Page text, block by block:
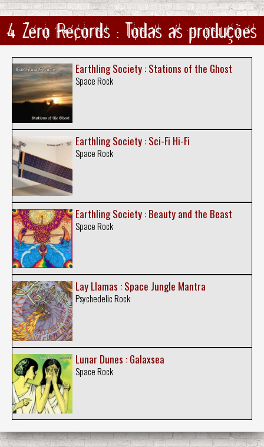
4 Zero Records : Todas as produções
Earthling Society : Stations of the Ghost
Space Rock
Earthling Society : Sci-Fi Hi-Fi
Space Rock
Earthling Society : Beauty and the Beast
Space Rock
Lay Llamas : Space Jungle Mantra
Psychedelic Rock
Lunar Dunes : Galaxsea
Space Rock